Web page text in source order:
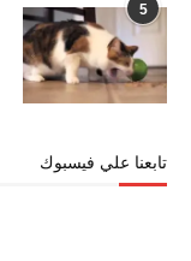
5
تابعنا علي فيسبوك